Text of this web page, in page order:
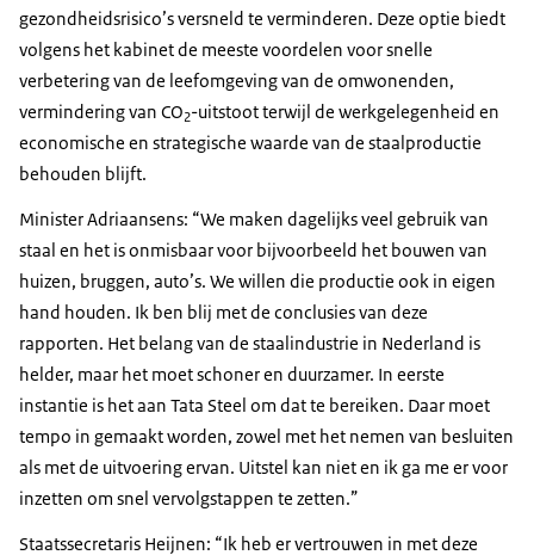
gezondheidsrisico’s versneld te verminderen. Deze optie biedt
volgens het kabinet de meeste voordelen voor snelle
verbetering van de leefomgeving van de omwonenden,
vermindering van CO2-uitstoot terwijl de werkgelegenheid en
economische en strategische waarde van de staalproductie
behouden blijft.
Minister Adriaansens: “We maken dagelijks veel gebruik van
staal en het is onmisbaar voor bijvoorbeeld het bouwen van
huizen, bruggen, auto’s. We willen die productie ook in eigen
hand houden. Ik ben blij met de conclusies van deze
rapporten. Het belang van de staalindustrie in Nederland is
helder, maar het moet schoner en duurzamer. In eerste
instantie is het aan Tata Steel om dat te bereiken. Daar moet
tempo in gemaakt worden, zowel met het nemen van besluiten
als met de uitvoering ervan. Uitstel kan niet en ik ga me er voor
inzetten om snel vervolgstappen te zetten.”
Staatssecretaris Heijnen: “Ik heb er vertrouwen in met deze